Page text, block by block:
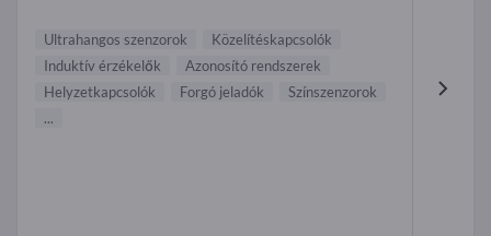
Ultrahangos szenzorok
Közelítéskapcsolók
Induktív érzékelők
Azonosító rendszerek
Helyzetkapcsolók
Forgó jeladók
Színszenzorok
...